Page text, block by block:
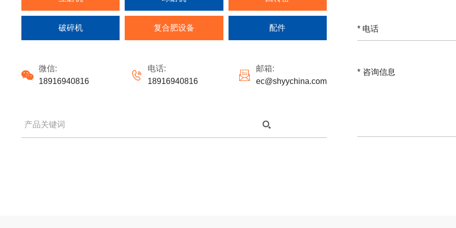
破碎机 复合肥设备 配件

微信:
18916940816

电话:
18916940816

邮箱:
ec@shyychina.com
*
*